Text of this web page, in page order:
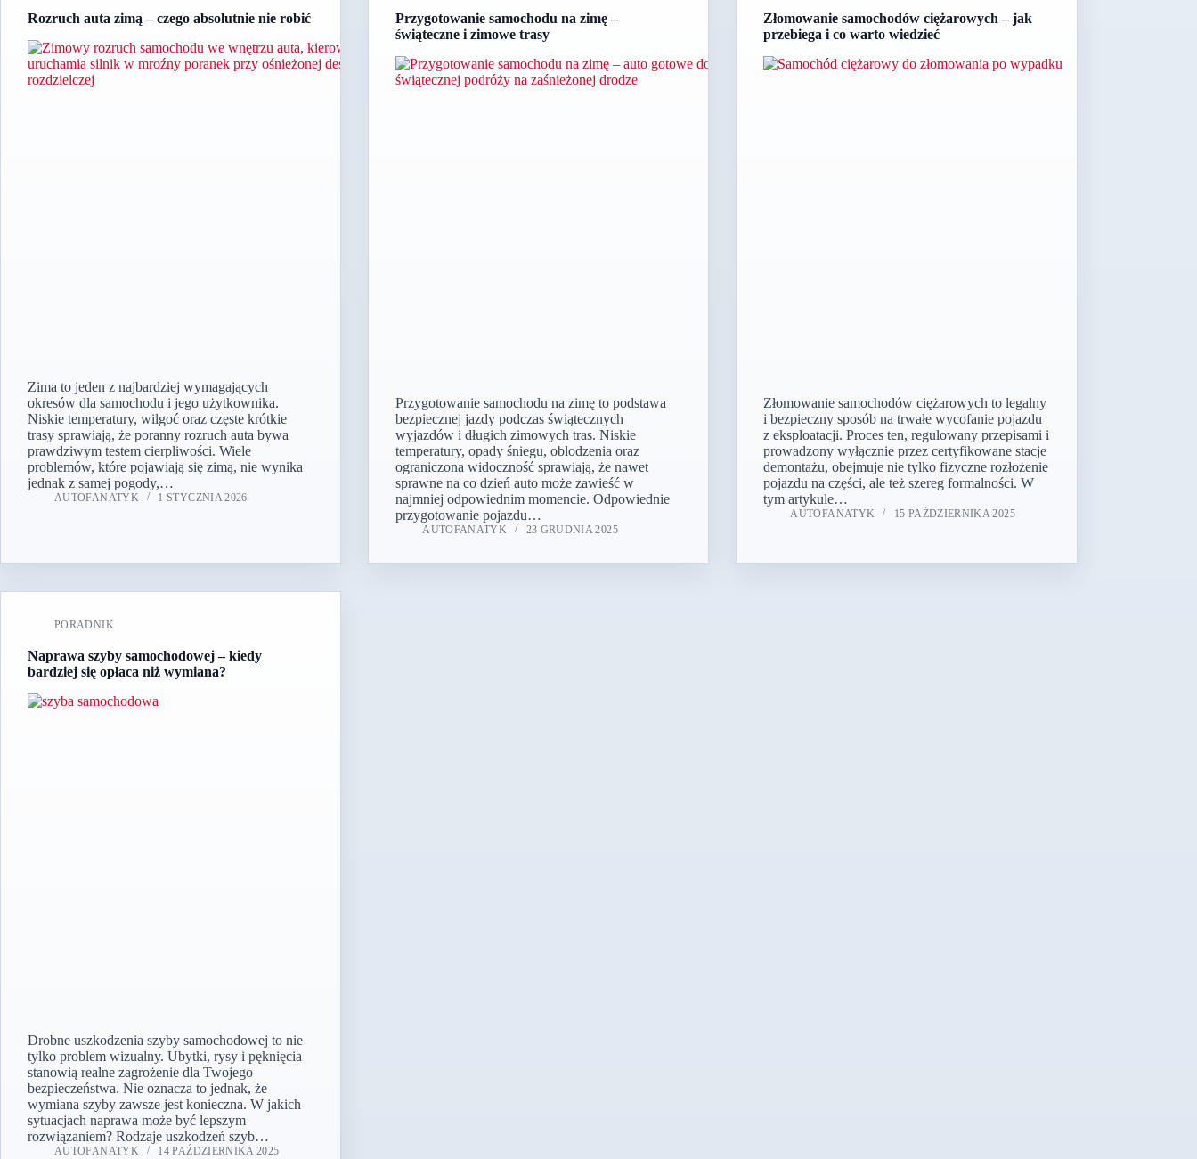
Rozruch auta zimą – czego absolutnie nie robić
Zima to jeden z najbardziej wymagających
okresów dla samochodu i jego użytkownika.
Niskie temperatury, wilgoć oraz częste krótkie
trasy sprawiają, że poranny rozruch auta bywa
prawdziwym testem cierpliwości. Wiele
problemów, które pojawiają się zimą, nie wynika
jednak z samej pogody,…
AUTOFANATYK 1 STYCZNIA 2026
Przygotowanie samochodu na zimę –
świąteczne i zimowe trasy
Przygotowanie samochodu na zimę to podstawa
bezpiecznej jazdy podczas świątecznych
wyjazdów i długich zimowych tras. Niskie
temperatury, opady śniegu, oblodzenia oraz
ograniczona widoczność sprawiają, że nawet
sprawne na co dzień auto może zawieść w
najmniej odpowiednim momencie. Odpowiednie
przygotowanie pojazdu…
AUTOFANATYK 23 GRUDNIA 2025
Złomowanie samochodów ciężarowych – jak
przebiega i co warto wiedzieć
Złomowanie samochodów ciężarowych to legalny
i bezpieczny sposób na trwałe wycofanie pojazdu
z eksploatacji. Proces ten, regulowany przepisami i
prowadzony wyłącznie przez certyfikowane stacje
demontażu, obejmuje nie tylko fizyczne rozłożenie
pojazdu na części, ale też szereg formalności. W
tym artykule…
AUTOFANATYK 15 PAŹDZIERNIKA 2025
PORADNIK
Naprawa szyby samochodowej – kiedy
bardziej się opłaca niż wymiana?
Drobne uszkodzenia szyby samochodowej to nie
tylko problem wizualny. Ubytki, rysy i pęknięcia
stanowią realne zagrożenie dla Twojego
bezpieczeństwa. Nie oznacza to jednak, że
wymiana szyby zawsze jest konieczna. W jakich
sytuacjach naprawa może być lepszym
rozwiązaniem? Rodzaje uszkodzeń szyb…
AUTOFANATYK 14 PAŹDZIERNIKA 2025